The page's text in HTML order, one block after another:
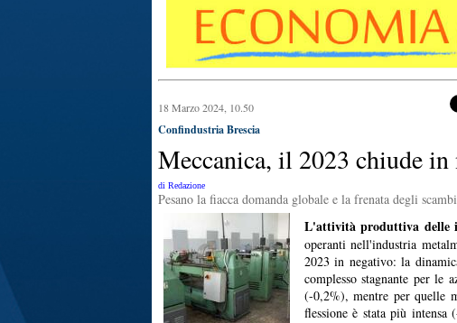
18 Marzo 2024, 10.50
Confindustria Brescia
Meccanica, il 2023 chiude in
di Redazione
Pesano la fiacca domanda globale e la frenata degli
L'attività produttiva delle
operanti nell'industria
2023 in negativo: la
complesso stagnante per le
(-0,2%), mentre per quelle
flessione è stata più intensa